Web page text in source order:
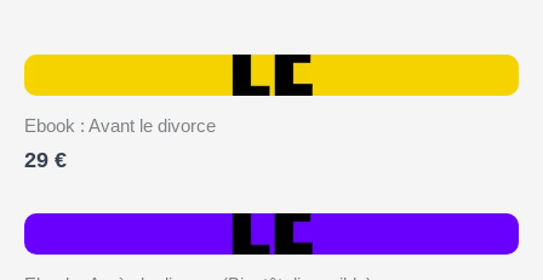
Ebook : Avant le divorce
29 €